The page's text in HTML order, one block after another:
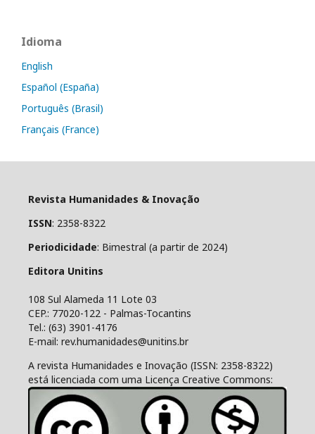
Idioma
English
Español (España)
Português (Brasil)
Français (France)
Revista Humanidades & Inovação
ISSN: 2358-8322
Periodicidade: Bimestral (a partir de 2024)
Editora Unitins
108 Sul Alameda 11 Lote 03
CEP.: 77020-122 - Palmas-Tocantins
Tel.: (63) 3901-4176
E-mail: rev.humanidades@unitins.br
A revista Humanidades e Inovação (ISSN: 2358-8322)
está licenciada com uma Licença Creative Commons: